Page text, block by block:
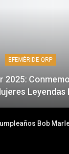
EFEMÉRIDE QRP
2025:
Leyendas
Bob